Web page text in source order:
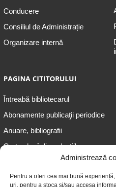
Administrează
Pentru a oferi cea mai bună
uri, pentru a stoca și/sau accesa
Conducere
Consiliul de Administrație
Organizare internă
PAGINA CITITORULUI
Întreabă bibliotecarul
Abonamente publicaţii periodice
Anuare, bibliografii
Cartea lunii din colecțiile